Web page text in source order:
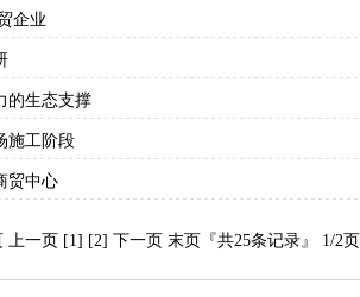
企业
的生态支撑
施工阶段
贸中心
上一页 [1] [2] 下一页 末页 『共25条记录』 1/2页